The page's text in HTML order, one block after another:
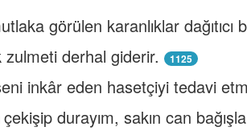
görülen karanlıklar dağıtıcı
zulmeti derhal giderir.
1125
inkâr eden hasetçiyi tedavi
durayım, sakın can